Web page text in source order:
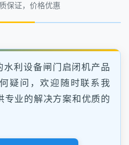
保证，价格优惠
水利设备闸门启闭机产品
疑问，欢迎随时联系我
专业的解决方案和优质的